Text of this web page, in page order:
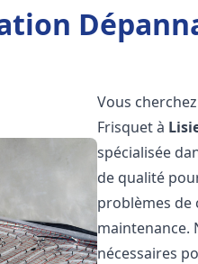
Vous
Frisquet à
spécialisée
de qualité
problèmes de
maintenance.
nécessaires